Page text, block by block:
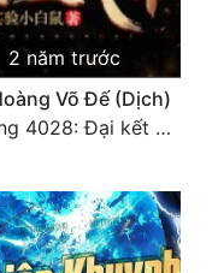
2 năm trước
Võ Đế (Dịch)
Chương 4028: Đại kết cục, sau này không gặp lại (2)